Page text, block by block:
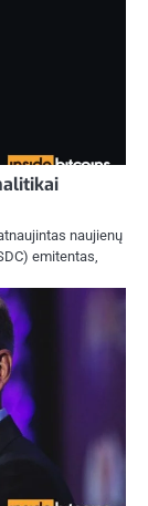
naujienų
emitentas,